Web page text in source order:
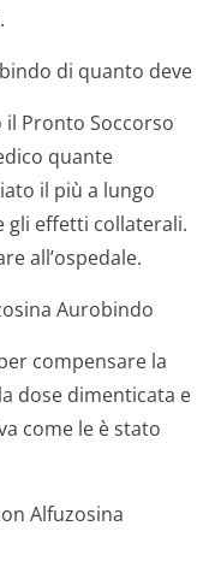
di quanto deve
Pronto Soccorso
quante
il più a lungo
gli effetti collaterali.
all’ospedale.
Aurobindo
compensare la
dose dimenticata e
come le è stato
Alfuzosina